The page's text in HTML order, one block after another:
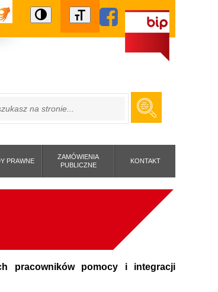
PRAWNE
ZAMÓWIENIA
PUBLICZNE
KONTAKT
pracowników pomocy i integracji